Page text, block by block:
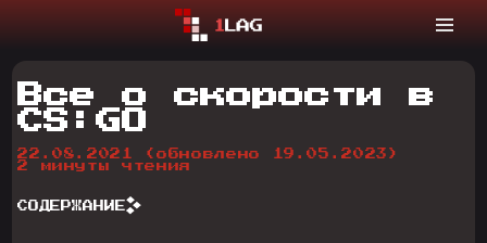
Все о скорости в
CS:GO
22.08.2021
(обновлено 19.05.2023)
2 минуты чтения
СОДЕРЖАНИЕ